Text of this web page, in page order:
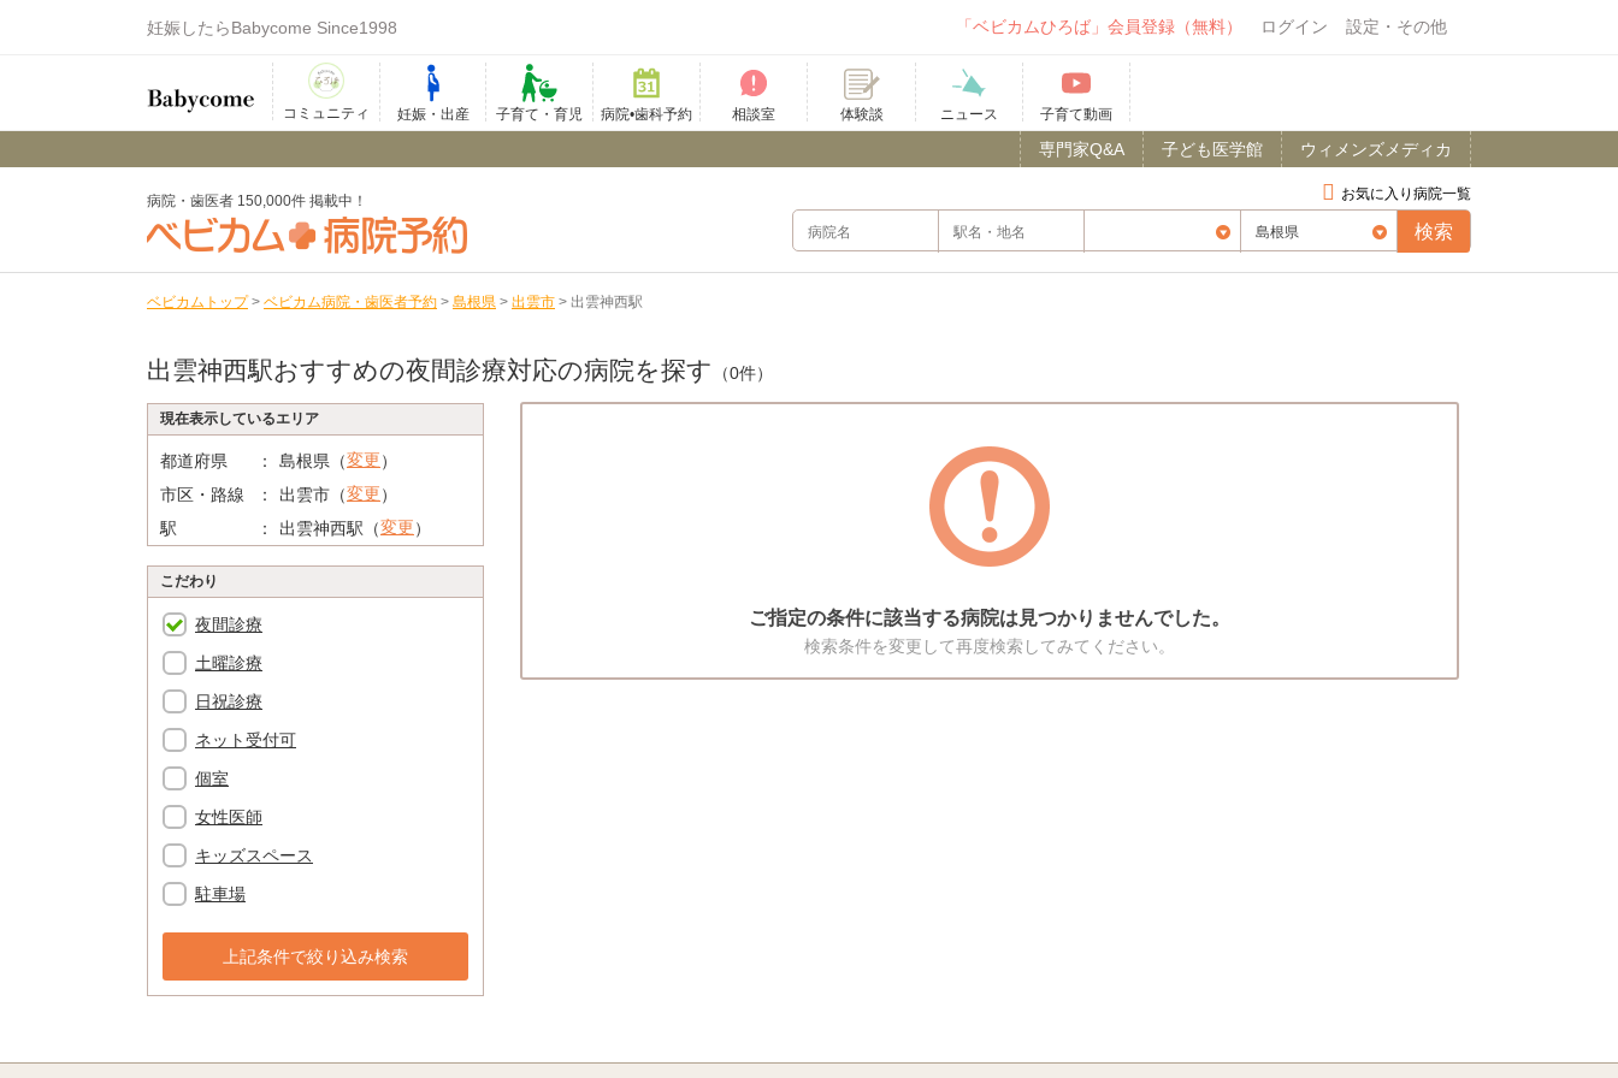
妊娠したらBabycome Since1998 「ベビカムひろば」会員登録（無料） ログイン 設定・その他
コミュニティ 妊娠・出産 子育て・育児 病院•歯科予約 相談室 体験談 ニュース 子育て動画
ウィメンズメディカ
子ども医学館
専門家Q&A
お気に入り病院一覧
病院・歯医者 150,000件 掲載中！
ベビカムトップ > ベビカム病院・歯医者予約 > 島根県 > 出雲市 > 出雲神西駅
出雲神西駅おすすめの夜間診療対応の病院を探す （0件）
現在表示しているエリア
都道府県 島根県（変更）
市区・路線
出雲市（変更）
駅
出雲神西駅（変更）
こだわり
夜間診療
土曜診療
日祝診療
ネット受付可
個室
女性医師
キッズスペース
駐車場
上記条件で絞り込み検索
ご指定の条件に該当する病院は見つかりませんでした。
検索条件を変更して再度検索してみてください。